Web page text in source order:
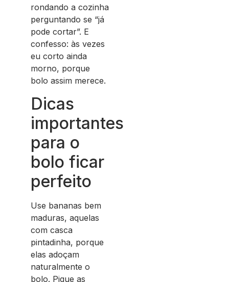
rondando a cozinha
perguntando se “já
pode cortar”. E
confesso: às vezes
eu corto ainda
morno, porque
bolo assim merece.
Dicas
importantes
para o
bolo ficar
perfeito
Use bananas bem
maduras, aquelas
com casca
pintadinha, porque
elas adoçam
naturalmente o
bolo. Pique as